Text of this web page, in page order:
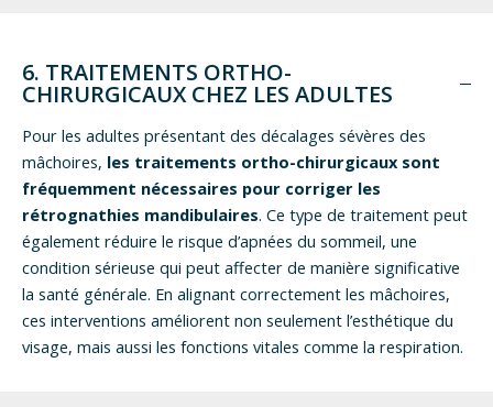
6. TRAITEMENTS ORTHO-
CHIRURGICAUX CHEZ LES ADULTES
Pour les adultes présentant des décalages sévères des
mâchoires, les traitements ortho-chirurgicaux sont
fréquemment nécessaires pour corriger les
rétrognathies mandibulaires. Ce type de traitement peut
également réduire le risque d’apnées du sommeil, une
condition sérieuse qui peut affecter de manière significative
la santé générale. En alignant correctement les mâchoires,
ces interventions améliorent non seulement l’esthétique du
visage, mais aussi les fonctions vitales comme la respiration.